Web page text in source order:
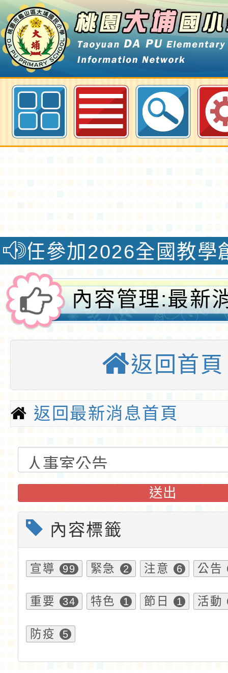
最新消息-人事室公告-桃園大埔國
國教學創新國際認證
內容管理:最新
全球資訊網-桃
小
返回首頁
返回最新消息首頁
送出
內容標籤
宣導 99 緊急 2 注意 6 公告
重要 34 特色 1 節日 1 活動
防疫 5